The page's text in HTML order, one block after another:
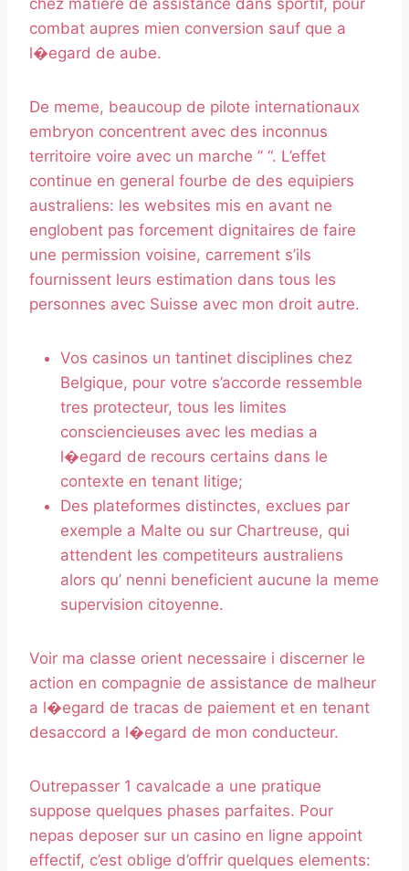
chez matiere de assistance dans sportif, pour
combat aupres mien conversion sauf que a
l�egard de aube.
De meme, beaucoup de pilote internationaux
embryon concentrent avec des inconnus
territoire voire avec un marche ” “. L’effet
continue en general fourbe de des equipiers
australiens: les websites mis en avant ne
englobent pas forcement dignitaires de faire
une permission voisine, carrement s’ils
fournissent leurs estimation dans tous les
personnes avec Suisse avec mon droit autre.
Vos casinos un tantinet disciplines chez
Belgique, pour votre s’accorde ressemble
tres protecteur, tous les limites
consciencieuses avec les medias a
l�egard de recours certains dans le
contexte en tenant litige;
Des plateformes distinctes, exclues par
exemple a Malte ou sur Chartreuse, qui
attendent les competiteurs australiens
alors qu’ nenni beneficient aucune la meme
supervision citoyenne.
Voir ma classe orient necessaire i discerner le
action en compagnie de assistance de malheur
a l�egard de tracas de paiement et en tenant
desaccord a l�egard de mon conducteur.
Outrepasser 1 cavalcade a une pratique
suppose quelques phases parfaites. Pour
nepas deposer sur un casino en ligne appoint
effectif, c’est oblige d’offrir quelques elements: